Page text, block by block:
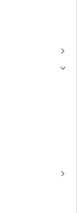
keyboard_arrow_right
keyboard_arrow_right
keyboard_arrow_right